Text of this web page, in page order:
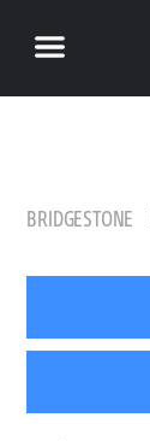
BRIDGESTONE